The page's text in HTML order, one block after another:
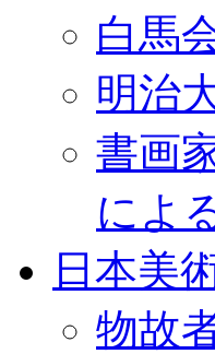
白馬
明治
書画
によ
日本美
物故